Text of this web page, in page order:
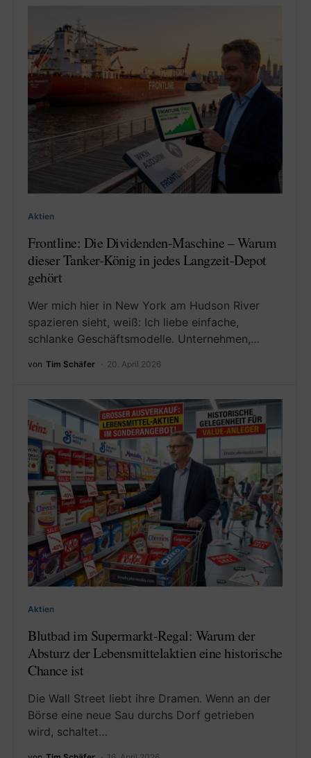
Aktien
Frontline: Die Dividenden-Maschine – Warum
dieser Tanker-König in jedes Langzeit-Depot
gehört
Wer mich hier in New York am Hudson River
spazieren sieht, weiß: Ich liebe einfache,
schlanke Geschäftsmodelle. Unternehmen,…
von Tim Schäfer 20. April 2026
Aktien
Blutbad im Supermarkt-Regal: Warum der
Absturz der Lebensmittelaktien eine historische
Chance ist
Die Wall Street liebt ihre Dramen. Wenn an der
Börse eine neue Sau durchs Dorf getrieben
wird, schaltet…